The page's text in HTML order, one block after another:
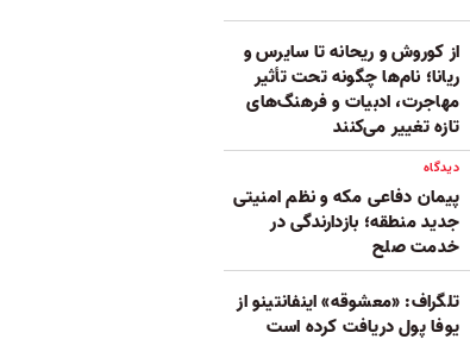
از کوروش و ریحانه تا سایرس و
ریانا؛ نام‌ها چگونه تحت تأثیر
مهاجرت، ادبیات و فرهنگ‌های
تازه تغییر می‌کنند
دیدگاه
پیمان دفاعی مکه و نظم امنیتی
جدید منطقه؛ بازدارندگی در
خدمت صلح
تلگراف: «معشوقه» اینفانتینو از
یوفا پول دریافت کرده است